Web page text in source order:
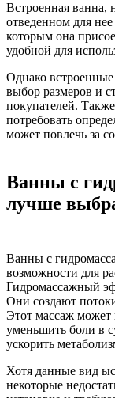
Встроенная ванна,
отведенном для
которым она
удобной для
Однако
выбор размеров и
покупателей.
потребовать
может повлечь за
Ванны с
лучше
Ванны с
возможности для
Гидромассажный
Они создают
Этот массаж
уменьшить боли в
ускорить
Хотя данные вид
некоторые